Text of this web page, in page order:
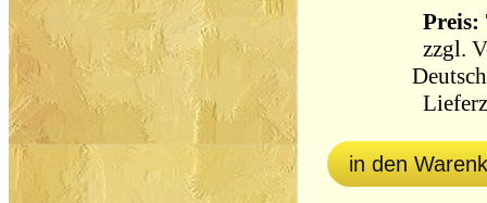
Preis:
zzgl.
in den